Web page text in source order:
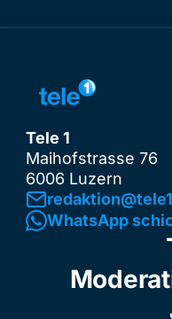
Tele 1
Maihofstrasse 76
6006 Luzern
WhatsApp